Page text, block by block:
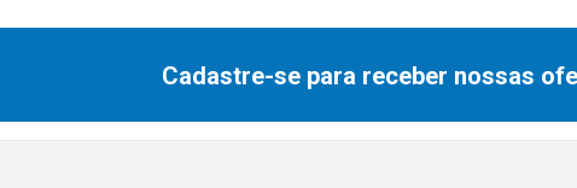
Cadastre-se para receber nossas